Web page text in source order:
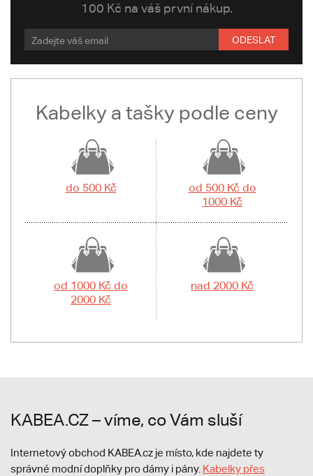
100 Kč na váš první nákup.
ODESLAT
Kabelky a tašky podle ceny
do 500 Kč
od 500 Kč do
1000 Kč
od 1000 Kč do
2000 Kč
nad 2000 Kč
KABEA.CZ – víme, co Vám sluší
Internetový obchod KABEA.cz je místo, kde najdete ty
správné modní doplňky pro dámy i pány. Kabelky přes